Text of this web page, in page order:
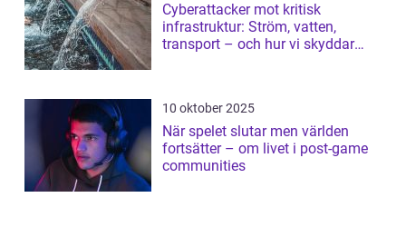
Cyberattacker mot kritisk
infrastruktur: Ström, vatten,
transport – och hur vi skyddar
10 oktober 2025
När spelet slutar men världen
fortsätter – om livet i post-game
communities